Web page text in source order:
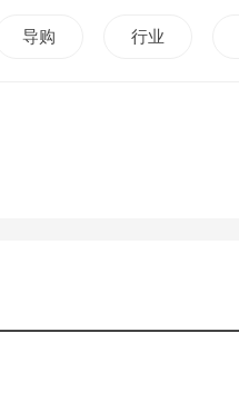
导购 行业